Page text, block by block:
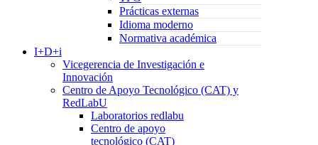
Prácticas externas
Idioma moderno
Normativa académica
I+D+i
Vicegerencia de Investigación e
Innovación
Centro de Apoyo Tecnológico (CAT) y
RedLabU
Laboratorios redlabu
Centro de apoyo
tecnológico (CAT)